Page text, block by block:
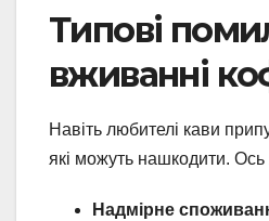
Типові
вживанні
Навіть любителі кави
які можуть нашкодити. Ось
Надмірне